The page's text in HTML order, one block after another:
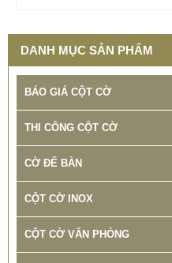
DANH MỤC SẢN PHẨM
BÁO GIÁ CỘT CỜ
THI CÔNG CỘT CỜ
CỜ ĐỂ BÀN
CỘT CỜ INOX
CỘT CỜ VĂN PHÒNG